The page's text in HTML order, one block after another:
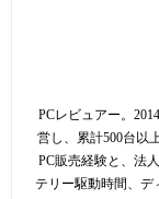
PCレビュアー。
営し、累計500台以
PC販売経験と、法
テリー駆動時間、デ